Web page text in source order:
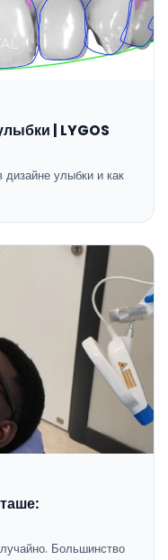
| LYGOS
дизайне улыбки и как
Большинство